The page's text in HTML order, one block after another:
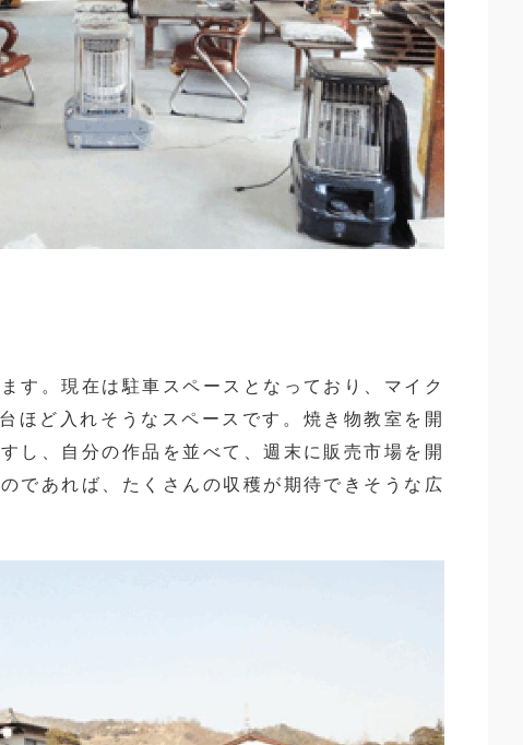
す。現在は駐車スペースとなっており、マイク
ほど入れそうなスペースです。焼き物教室を開
し、自分の作品を並べて、週末に販売市場を開
であれば、たくさんの収穫が期待できそうな広